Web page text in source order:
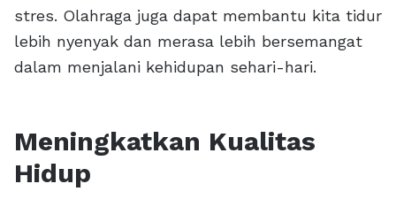
stres. Olahraga juga dapat membantu kita tidur
lebih nyenyak dan merasa lebih bersemangat
dalam menjalani kehidupan sehari-hari.
Meningkatkan Kualitas
Hidup